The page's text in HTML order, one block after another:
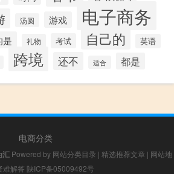
汤圆 游戏 电子商务
是 礼物 考试 自己的 英语
跨境 还不 适合 都是
电商分类
汇 Powered by 网站分类目录 | 精选推荐文章 | 网站地
难解答 陕ICP备05009492号